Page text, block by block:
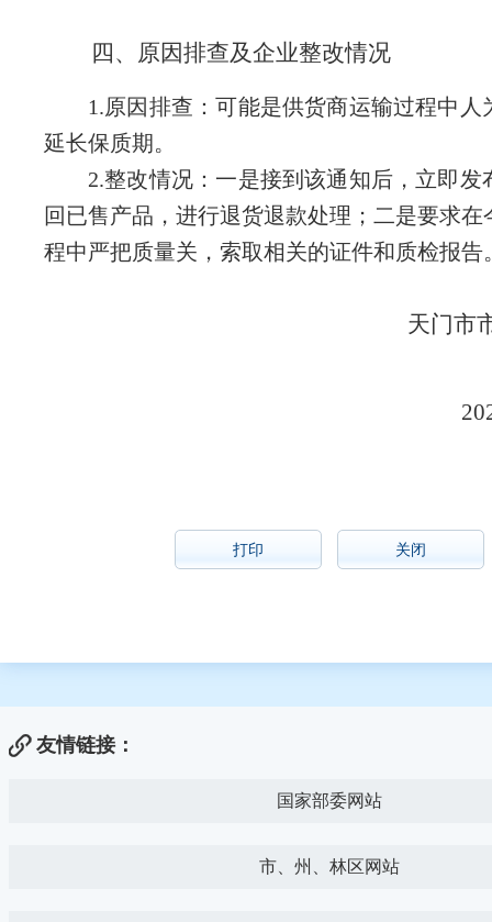
四、原因排查及企业整改情况
1.原因排查：可能是供货商运输过程中人
延长保质期。
2.整改情况：一是接到该通知后，立即发
回已售产品，进行退货退款处理；二是要求在
程中严把质量关，索取相关的证件和质检报告
天门市
打印 关闭
友情链接：
国家部委网站
市、州、林区网站